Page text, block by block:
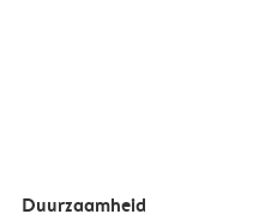
Duurzaamheid